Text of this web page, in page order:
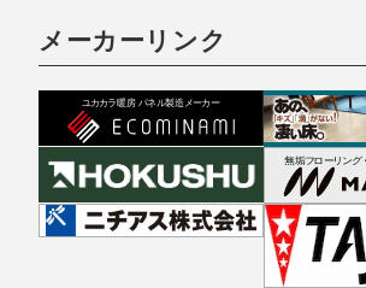
メーカーリンク